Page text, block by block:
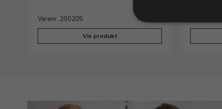
Varenr. 200205 På lager
Vis produkt